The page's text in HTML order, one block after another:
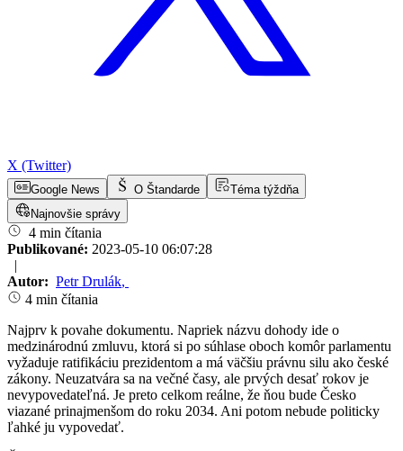
X (Twitter)
Google News O Štandarde
Téma týždňa
Najnovšie správy
4 min čítania
Publikované: 2023-05-10 06:07:28
|
Autor: Petr Drulák,
4 min čítania
Najprv k povahe dokumentu. Napriek názvu dohody ide o
medzinárodnú zmluvu, ktorá si po súhlase oboch komôr parlamentu
vyžaduje ratifikáciu prezidentom a má väčšiu právnu silu ako české
zákony. Neuzatvára sa na večné časy, ale prvých desať rokov je
nevypovedateľná. Je preto celkom reálne, že ňou bude Česko
viazané prinajmenšom do roku 2034. Ani potom nebude politicky
ľahké ju vypovedať.